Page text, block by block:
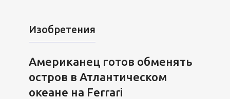
Изобретения
Американец готов обменять
остров в Атлантическом
океане на Ferrari